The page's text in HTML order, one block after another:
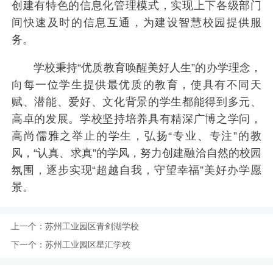
创建有特色的信息化管理模式，实现上下各级部门
间快速及时的信息互通，为建设智慧校园提供服
务。
学校秉持“优质教育唤醒美好人生”的办学理念，
向每一位学生提供最优质的教育，使具有不同天
赋、潜能、爱好、文化背景的学生都能得到多元、
高卓的发展。学校坚持培养具有精深广博之学问，
高尚儒雅之举止的学生，弘扬“专业、专注”的教
风，“认真、求真”的学风，努力创建融洽自然的校园
氛围，逐步实现“超越自我，守望幸福”美好办学愿
景。
上一个： 苏州工业园区青剑湖学校
下一个： 苏州工业园区星汇学校